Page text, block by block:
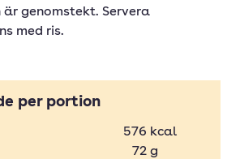
är genomstekt. Servera
med ris.
per portion
576 kcal
72 g